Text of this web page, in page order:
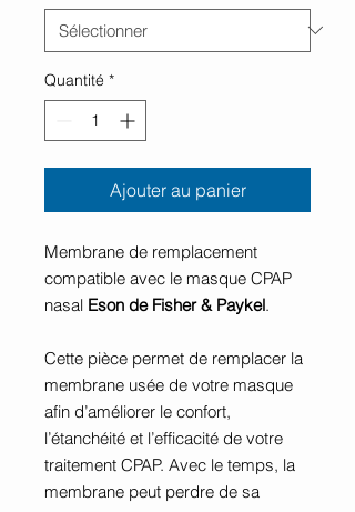
Quantité *
Ajouter au panier
Membrane de remplacement
compatible avec le masque CPAP
nasal Eson de Fisher & Paykel.
Cette pièce permet de remplacer la
membrane usée de votre masque
afin d’améliorer le confort,
l’étanchéité et l’efficacité de votre
traitement CPAP. Avec le temps, la
membrane peut perdre de sa